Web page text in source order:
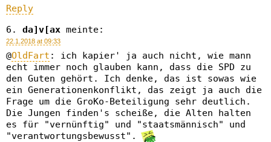
Reply
da]v[ax meinte:
22.1.2018 at 09:33
@OldFart : ich kapier' ja auch nicht, wie mann
echt immer noch glauben kann, dass die SPD zu
den Guten gehört. Ich denke, das ist sowas wie
ein Generationenkonflikt, das zeigt ja auch die
Frage um die GroKo-Beteiligung sehr deutlich.
Die Jungen finden's scheiße, die Alten halten
es für "vernünftig" und "staatsmännisch" und
"verantwortungsbewusst".